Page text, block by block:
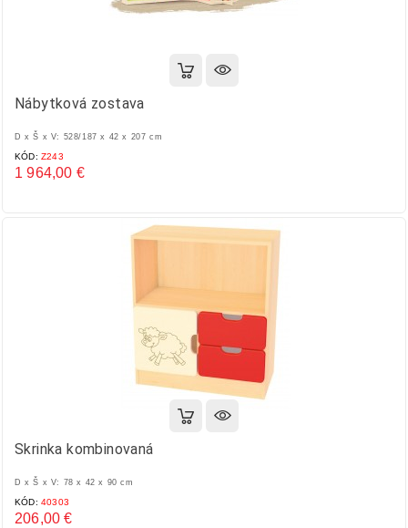
Nábytková zostava
D x Š x V: 528/187 x 42 x 207 cm
KÓD: Z243
1 964,00 €
Skrinka kombinovaná
D x Š x V: 78 x 42 x 90 cm
KÓD: 40303
206,00 €